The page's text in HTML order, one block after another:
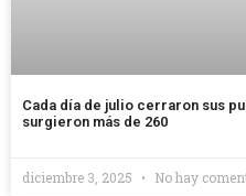
Cada día de julio cerraron sus
surgieron más de 260
diciembre 3, 2025 No hay